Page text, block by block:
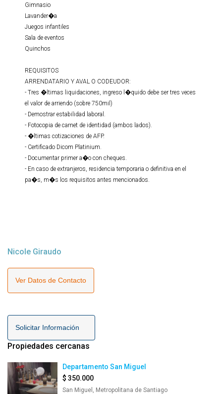
Gimnasio
Lavander�a
Juegos infantiles
Sala de eventos
Quinchos
REQUISITOS
ARRENDATARIO Y AVAL O CODEUDOR:
- Tres �ltimas liquidaciones, ingreso l�quido debe ser tres veces
el valor de arriendo (sobre 750mil)
- Demostrar estabilidad laboral.
- Fotocopia de carnet de identidad (ambos lados).
- �ltimas cotizaciones de AFP.
- Certificado Dicom Platinium.
- Documentar primer a�o con cheques.
- En caso de extranjeros, residencia temporaria o definitiva en el
pa�s, m�s los requisitos antes mencionados.
Nicole Giraudo
Ver Datos de Contacto
Solicitar Información
Propiedades cercanas
Departamento San Miguel
$ 350.000
San Miguel, Metropolitana de Santiago